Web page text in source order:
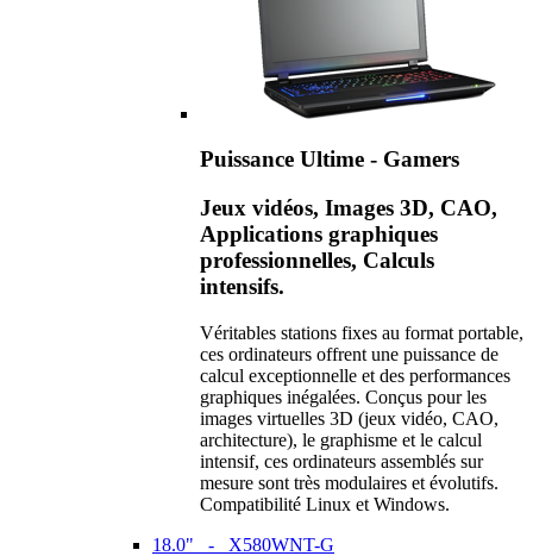
Puissance Ultime - Gamers
Jeux vidéos, Images 3D, CAO,
Applications graphiques
professionnelles, Calculs
intensifs.
Véritables stations fixes au format portable,
ces ordinateurs offrent une puissance de
calcul exceptionnelle et des performances
graphiques inégalées. Conçus pour les
images virtuelles 3D (jeux vidéo, CAO,
architecture), le graphisme et le calcul
intensif, ces ordinateurs assemblés sur
mesure sont très modulaires et évolutifs.
Compatibilité Linux et Windows.
18.0" - X580WNT-G